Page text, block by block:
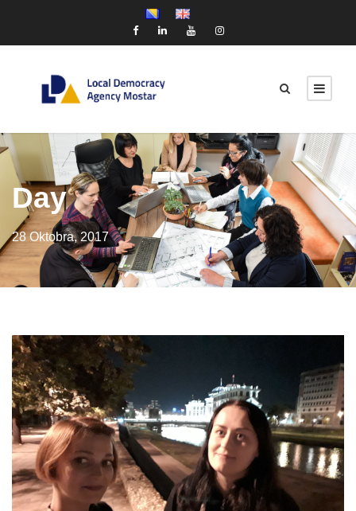
Day
28 Oktobra, 2017